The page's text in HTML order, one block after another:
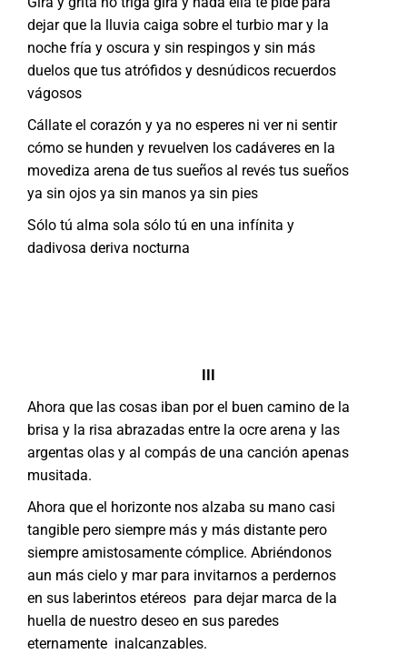
dejar que la lluvia caiga sobre el turbio mar y la
noche fría y oscura y sin respingos y sin más
duelos que tus atrófidos y desnúdicos recuerdos
vágosos
Cállate el corazón y ya no esperes ni ver ni sentir
cómo se hunden y revuelven los cadáveres en la
movediza arena de tus sueños al revés tus sueños
ya sin ojos ya sin manos ya sin pies
Sólo tú alma sola sólo tú en una infínita y
dadivosa deriva nocturna
III
Ahora que las cosas iban por el buen camino de la
brisa y la risa abrazadas entre la ocre arena y las
argentas olas y al compás de una canción apenas
musitada.
Ahora que el horizonte nos alzaba su mano casi
tangible pero siempre más y más distante pero
siempre amistosamente cómplice. Abriéndonos
aun más cielo y mar para invitarnos a perdernos
en sus laberintos etéreos para dejar marca de la
huella de nuestro deseo en sus paredes
eternamente inalcanzables.